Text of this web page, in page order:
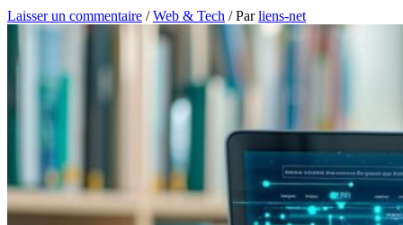
Laisser un commentaire /Web & Tech / Parliens-net